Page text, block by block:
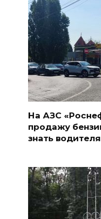
На АЗС
продажу
знать